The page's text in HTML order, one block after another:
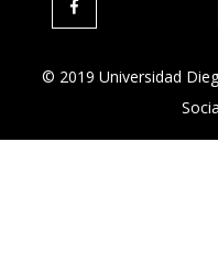
© 2019 Universidad